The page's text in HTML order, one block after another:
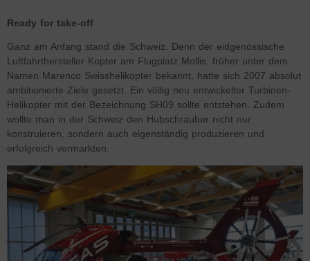
Ready for take-off
Ganz am Anfang stand die Schweiz. Denn der eidgenössische
Luftfahrthersteller Kopter am Flugplatz Mollis, früher unter dem
Namen Marenco Swisshelikopter bekannt, hatte sich 2007 absolut
ambitionierte Ziele gesetzt. Ein völlig neu entwickelter Turbinen-
Helikopter mit der Bezeichnung SH09 sollte entstehen. Zudem
wollte man in der Schweiz den Hubschrauber nicht nur
konstruieren, sondern auch eigenständig produzieren und
erfolgreich vermarkten.